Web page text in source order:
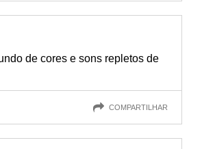
de cores e sons repletos de
COMPARTILHAR